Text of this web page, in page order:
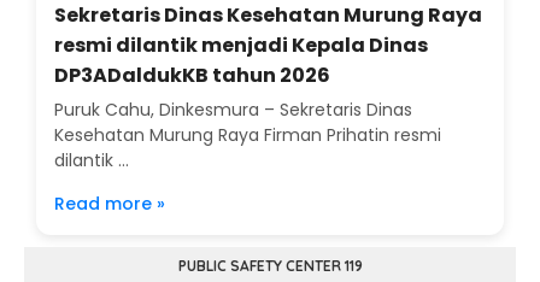
Sekretaris Dinas Kesehatan Murung Raya
resmi dilantik menjadi Kepala Dinas
DP3ADaldukKB tahun 2026
Puruk Cahu, Dinkesmura – Sekretaris Dinas
Kesehatan Murung Raya Firman Prihatin resmi
dilantik ...
Read more »
PUBLIC SAFETY CENTER 119